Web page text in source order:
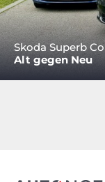
Skoda Superb
Alt gegen Neu